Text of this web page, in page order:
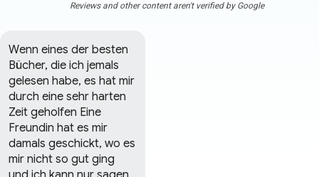
Reviews and other content aren't verified by Google
Wenn eines der besten
Bücher, die ich jemals
gelesen habe, es hat mir
durch eine sehr harten
Zeit geholfen Eine
Freundin hat es mir
damals geschickt, wo es
mir nicht so gut ging